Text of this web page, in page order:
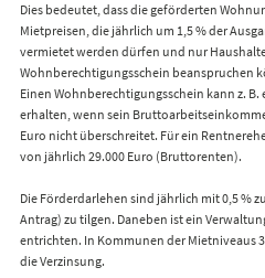
Dies bedeutet, dass die geförderten
Mietpreisen, die jährlich um 1,5 % der
vermietet werden dürfen und nur
Wohnberechtigungsschein beanspruchen
Einen Wohnberechtigungsschein kann z.
erhalten, wenn sein
Euro nicht überschreitet. Für ein
von jährlich 29.000 Euro (Bruttorenten).
Die Förderdarlehen sind jährlich mit 0,5 %
Antrag) zu tilgen. Daneben ist ein
entrichten. In Kommunen der Mietniveaus
die Verzinsung.